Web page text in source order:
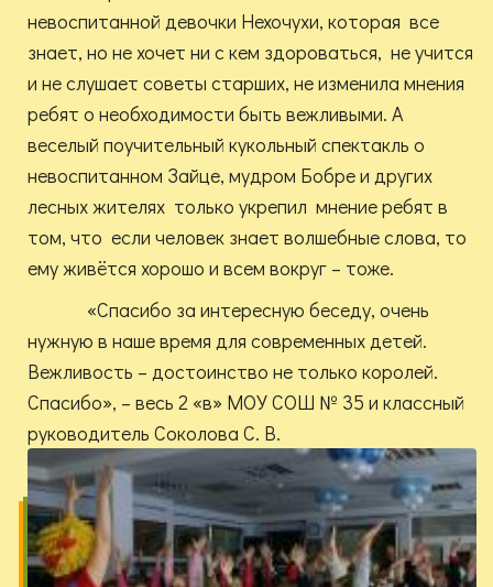
невоспитанной девочки Нехочухи, которая все
знает, но не хочет ни с кем здороваться, не учится
и не слушает советы старших, не изменила мнения
ребят о необходимости быть вежливыми. А
веселый поучительный кукольный спектакль о
невоспитанном Зайце, мудром Бобре и других
лесных жителях только укрепил мнение ребят в
том, что если человек знает волшебные слова, то
ему живётся хорошо и всем вокруг – тоже.
«Спасибо за интересную беседу, очень
нужную в наше время для современных детей.
Вежливость – достоинство не только королей.
Спасибо», – весь 2 «в» МОУ СОШ № 35 и классный
руководитель Соколова С. В.